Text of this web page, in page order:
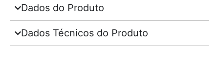
Dados do Produto
Dados Técnicos do Produto